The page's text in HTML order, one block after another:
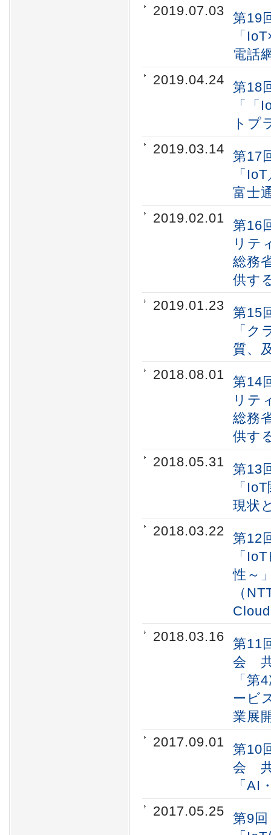
2019.07.03 第19
「
電話
2019.04.24 第18
「
トプ
2019.03.14 第17
「
富士
2019.02.01 第16
リテ
総務
供す
2019.01.23 第15
「
質、
2018.08.01 第14
リテ
総務
供す
2018.05.31 第13
「
現状
2018.03.22 第12
「
性～
（
2018.03.16 第11
会
「
ービ
業展
2017.09.01 第10
会
「AI
2017.05.25 第9